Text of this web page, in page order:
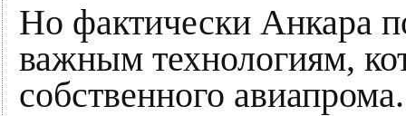
Но фактически Анкара
важным технологиям,
собственного авиапрома.